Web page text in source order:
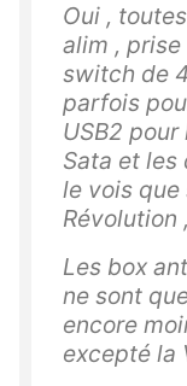
Oui ,
alim , prise
switch de
parfois
USB2
Sata et les
le vois que
Révolution
Les box
ne sont
encore
excepté la